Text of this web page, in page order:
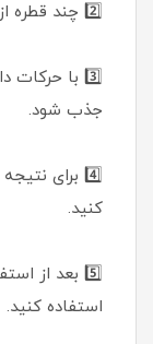
2️⃣ چند قطره از سرم را روی پوست صورت و گردن بمالید.
3️⃣ با
جذب شود.
4️⃣ برای
کنید.
5️⃣ بعد از
استفاده کنید.